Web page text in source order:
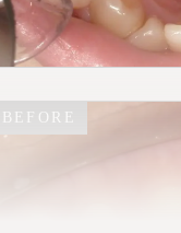
BEFORE
BEFORE